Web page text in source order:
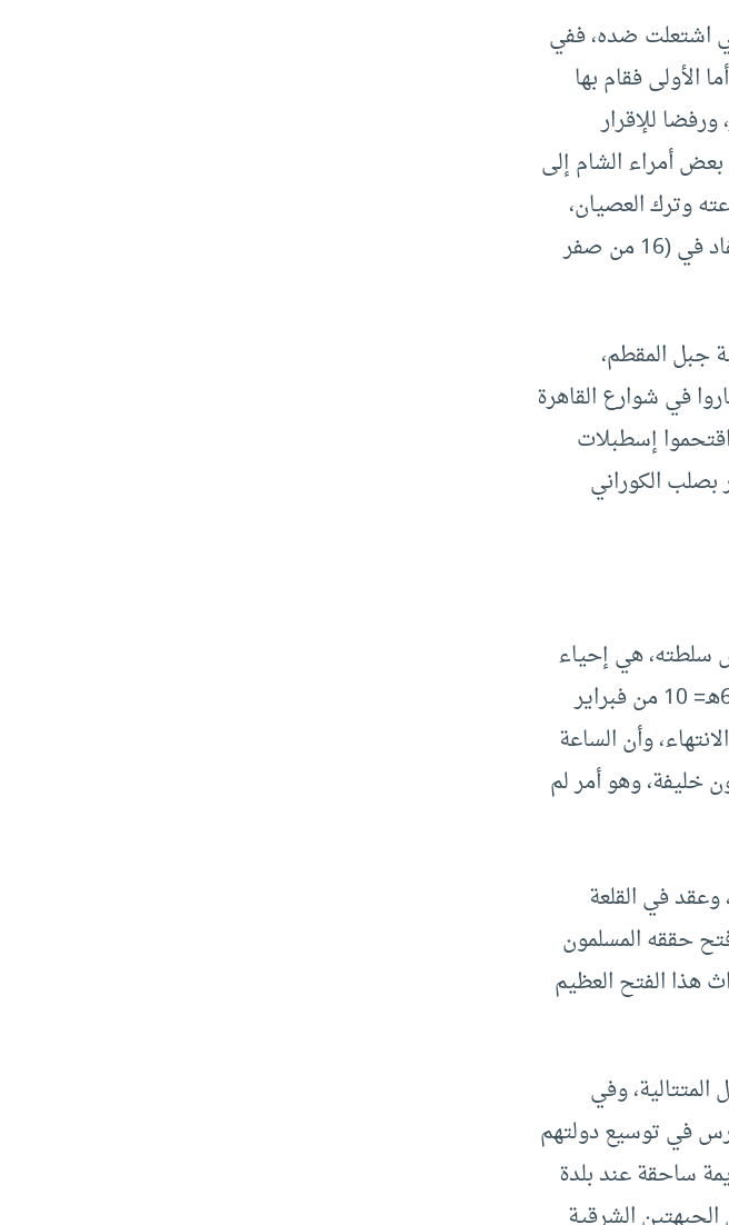
اشتعلت ضده، ففي
الأولى فقام بها
للإقرار
أمراء الشام إلى
وترك العصيان،
فلما لم تفلح معه الطرق السلمية جرد إليه جيشًا أتى به إلى القاهرة مقرنًا في الأصفاد في (16 من صفر
جبل المقطم،
في شوارع القاهرة
واقتحموا إسطبلات
بصلب الكوراني
سلطته، هي إحياء
في ( 4 من صفر 656هـ= 10 من فبراير
وأن الساعة
خليفة، وهو أمر لم
في القلعة
وكان سقوطها أعظم فتح حققه المسلمون
أحداث هذا الفتح العظيم
وفي
في توسيع دولتهم
ساحقة عند بلدة
دولته من الجبهتين الشرقية